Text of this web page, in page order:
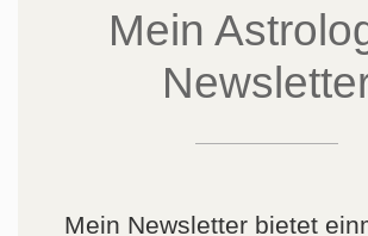
Mein
Mein Newsletter bietet